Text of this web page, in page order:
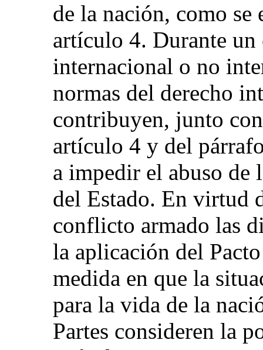
de la nación, como
artículo 4. Durante
internacional o no
normas del derecho
contribuyen, junto
artículo 4 y del
a impedir el abuso de
del Estado. En virtud
conflicto armado las
la aplicación del
medida en que la
para la vida de la
Partes consideren la